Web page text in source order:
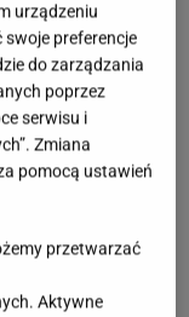
także nie
owocówi
ich
o ruchu na
moment na
na
urządzeniu
preferencje
do zarządzania
poprzez
serwisu i
Zmiana
pomocą ustawień
przetwarzać
Aktywne